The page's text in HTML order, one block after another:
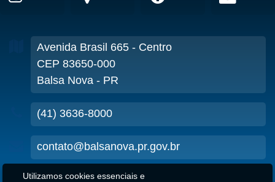
Avenida Brasil 665 - Centro
CEP 83650-000
Balsa Nova - PR
(41) 3636-8000
contato@balsanova.pr.gov.br
Utilizamos cookies essenciais e